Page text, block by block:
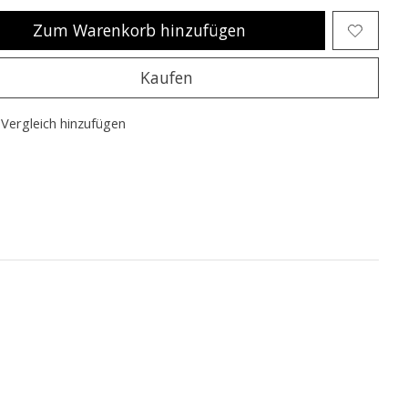
Zum Warenkorb hinzufügen
Kaufen
hinzufügen